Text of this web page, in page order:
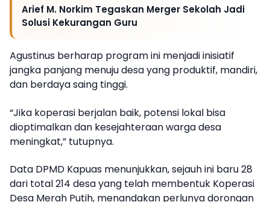
Arief M. Norkim Tegaskan Merger Sekolah Jadi
Solusi Kekurangan Guru
Agustinus berharap program ini menjadi inisiatif
jangka panjang menuju desa yang produktif, mandiri,
dan berdaya saing tinggi.
“Jika koperasi berjalan baik, potensi lokal bisa
dioptimalkan dan kesejahteraan warga desa
meningkat,” tutupnya.
Data DPMD Kapuas menunjukkan, sejauh ini baru 28
dari total 214 desa yang telah membentuk Koperasi
Desa Merah Putih, menandakan perlunya dorongan